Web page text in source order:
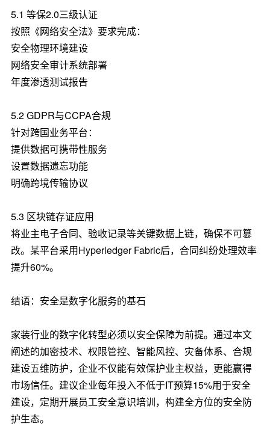
5.1 等保2.0三级认证
按照《网络安全法》要求完成：
安全物理环境建设
网络安全审计系统部署
年度渗透测试报告
5.2 GDPR与CCPA合规
针对跨国业务平台：
提供数据可携带性服务
设置数据遗忘功能
明确跨境传输协议
5.3 区块链存证应用
将业主电子合同、验收记录等关键数据上链，确保不可篡
改。某平台采用Hyperledger Fabric后，合同纠纷处理效率
提升60%。
结语：安全是数字化服务的基石
家装行业的数字化转型必须以安全保障为前提。通过本文
阐述的加密技术、权限管控、智能风控、灾备体系、合规
建设五维防护，企业不仅能有效保护业主权益，更能赢得
市场信任。建议企业每年投入不低于IT预算15%用于安全
建设，定期开展员工安全意识培训，构建全方位的安全防
护生态。